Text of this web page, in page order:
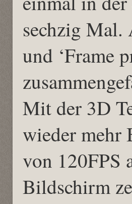
sechzig Mal.
und ‘Frame
Mit der 3D
wieder mehr
von 120FPS
Bildschirm